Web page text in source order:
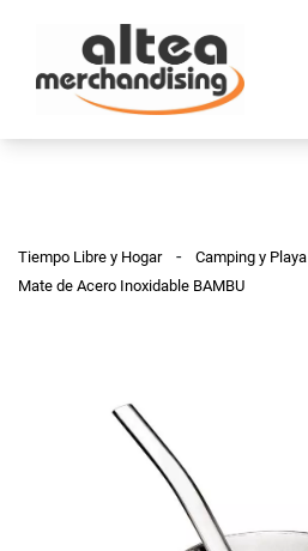
Tiempo Libre y Hogar - Camping y Playa
Mate de Acero Inoxidable BAMBU